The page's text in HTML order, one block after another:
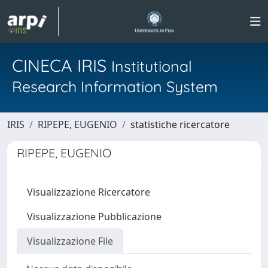
CINECA IRIS Institutional
Research Information System
IRIS RIPEPE, EUGENIO statistiche ricercatore
RIPEPE, EUGENIO
Visualizzazione Ricercatore
Visualizzazione Pubblicazione
Visualizzazione File